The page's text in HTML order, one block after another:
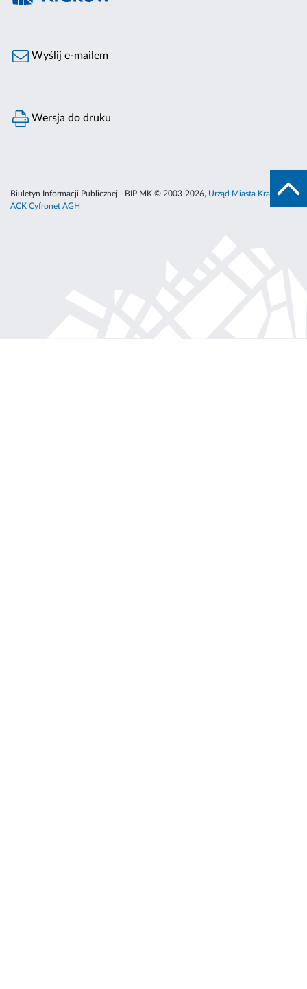
Wyślij e-mailem
Wersja do druku
Biuletyn Informacji Publicznej - BIP MK © 2003-2026, Urząd Miasta Krakowa
ACK Cyfronet AGH